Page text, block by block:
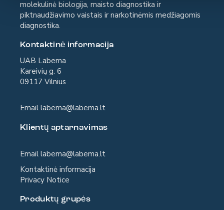
molekulinė biologija, maisto diagnostika ir
piktnaudžiavimo vaistais ir narkotinėmis medžiagomis
diagnostika.
Kontaktinė informacija
UAB Labema
Kareivių g. 6
09117 Vilnius
Email labema@labema.lt
Klientų aptarnavimas
Email labema@labema.lt
Kontaktinė informacija
Privacy Notice
Produktų grupės